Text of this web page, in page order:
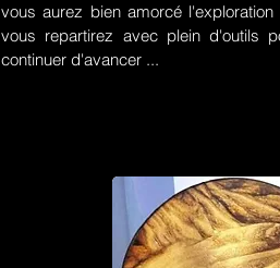
vous aurez bien amorcé
vous repartirez avec plein d'outils
continuer d'avancer ...